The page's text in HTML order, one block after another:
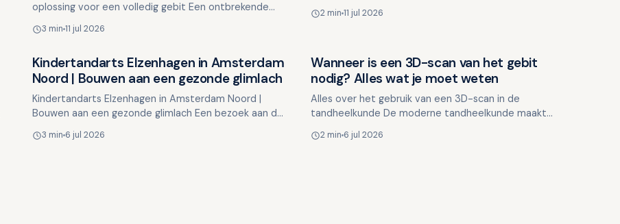
oplossing voor een volledig gebit Een ontbrekende
Het kan invloed …
3 min 11 jul 2026
nervositeit of lang…
2 min11 jul 2026
Overig nieuws
Kindertandarts Elzenhagen in Amsterdam
Noord | Bouwen aan een gezonde glimlach
Kindertandarts Elzenhagen in Amsterdam Noord |
Bouwen aan een gezonde glimlach Een bezoek aan de
Door o…
3 min 6 jul 2026
Overig nieuws
Wanneer is een 3D-scan van het gebit
nodig? Alles wat je moet weten
Alles over het gebruik van een 3D-scan in de
tandheelkunde De moderne tandheelkunde maakt
scantechnologie om gedetaille…
2 min 6 jul 2026